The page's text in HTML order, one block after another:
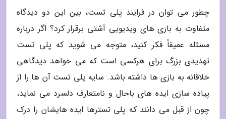
چطور می توان در فرایند پلی تست، بین این دو دیدگاه
متفاوت به بازی های ویدیویی آشتی برقرار کرد؟ اگر درباره
مسئله عمیقاً فکر کنید، متوجه می شوید که پلی تست
تهدیدی بزرگ برای هرکسی است که می خواهد دیدگاهی
خلاقانه به بازی ها داشته باشد. سایه پلی تست آن ها را از
پیاده سازی ایده های باحال و نامتعارف دلسرد می نماید،
چون از قبل می دانند که پلی تسترها ایده هایشان را درک